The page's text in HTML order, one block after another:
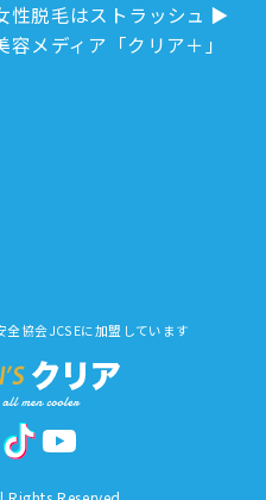
性脱毛はストラッシュ
容メディア「クリア＋」
全協会JCSEに加盟しています